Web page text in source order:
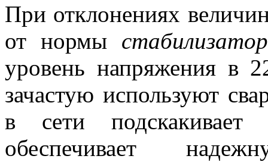
При отклонениях
от нормы стабилизатор
уровень напряжения в
зачастую используют
в сети
обеспечивает